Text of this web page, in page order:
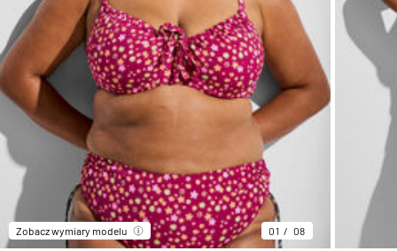
Zobacz wymiary modelu 01 08